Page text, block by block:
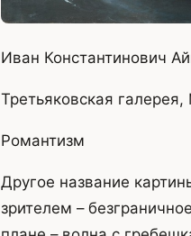
Иван Константинович
Третьяковская галерея,
Романтизм
Другое название
зрителем –